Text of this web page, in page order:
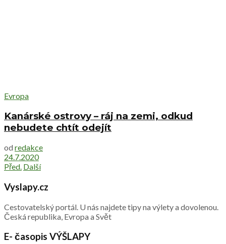
Evropa
Kanárské ostrovy – ráj na zemi, odkud
nebudete chtít odejít
od redakce
24.7.2020
Před. Další
Vyslapy.cz
Cestovatelský portál. U nás najdete tipy na výlety a dovolenou.
Česká republika, Evropa a Svět
E- časopis VÝŠLAPY